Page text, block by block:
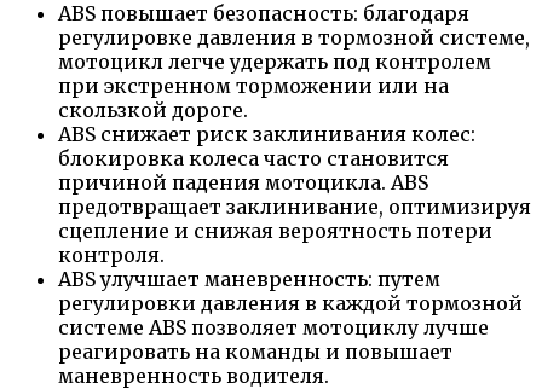
ABS повышает безопасность: благодаря
регулировке давления в тормозной системе,
мотоцикл легче удержать под контролем
при экстренном торможении или на
скользкой дороге.
ABS снижает риск заклинивания колес:
блокировка колеса часто становится
причиной падения мотоцикла. ABS
предотвращает заклинивание, оптимизируя
сцепление и снижая вероятность потери
контроля.
ABS улучшает маневренность: путем
регулировки давления в каждой тормозной
системе ABS позволяет мотоциклу лучше
реагировать на команды и повышает
маневренность водителя.